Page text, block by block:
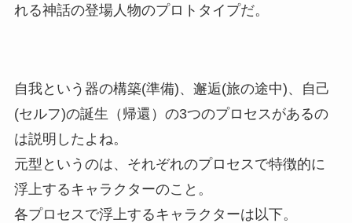
れる神話の登場人物のプロトタイプだ。
自我という器の構築(準備)、邂逅(旅の途中)、自己
(セルフ)の誕生（帰還）の3つのプロセスがあるの
は説明したよね。
元型というのは、それぞれのプロセスで特徴的に
浮上するキャラクターのこと。
各プロセスで浮上するキャラクターは以下。